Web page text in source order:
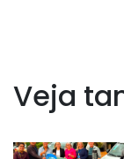
Veja